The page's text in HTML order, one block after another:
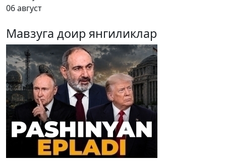
06 август
Мавзуга доир янгиликлар